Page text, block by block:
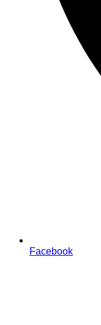
Facebook